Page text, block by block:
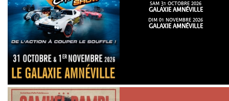
SAM 31 OCTOBRE 2026
GALAXIE AMNÉVILLE
DIM 01 NOVEMBRE 2026
GALAXIE AMNÉVILLE